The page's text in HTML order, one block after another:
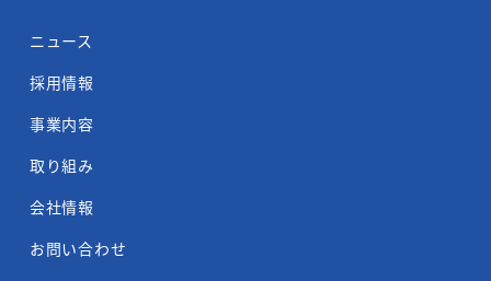
ニュース
採用情報
事業内容
取り組み
会社情報
お問い合わせ